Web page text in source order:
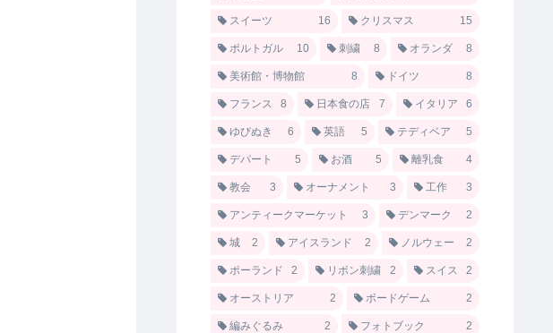
スイーツ 16 クリスマス 15
ポルトガル 10 刺繍 8 オランダ 8
美術館・博物館 8 ドイツ 8
フランス 8 日本食の店 7 イタリア 6
ゆびぬき 6 英語 5 テディベア 5
デパート 5 お酒 5 離乳食 4
教会 3 オーナメント 3 工作 3
アンティークマーケット 3 デンマーク 2
城 2 アイスランド 2 ノルウェー 2
ポーランド 2 リボン刺繍 2 スイス 2
オーストリア 2 ボードゲーム 2
編みぐるみ 2 フォトブック 2